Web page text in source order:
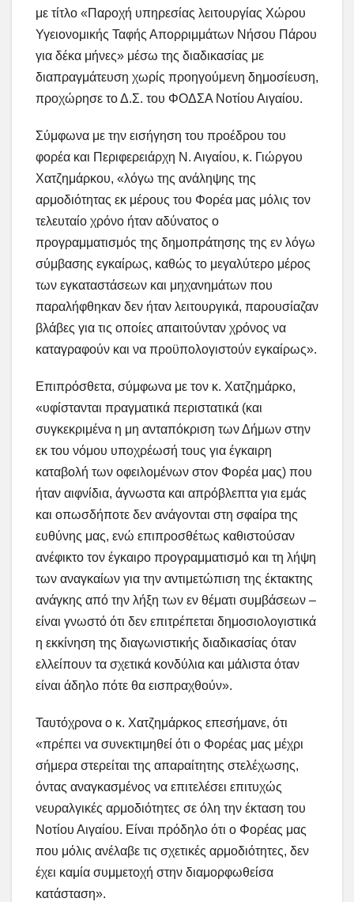
με τίτλο «Παροχή υπηρεσίας λειτουργίας Χώρου
Υγειονομικής Ταφής Απορριμμάτων Νήσου Πάρου
για δέκα μήνες» μέσω της διαδικασίας με
διαπραγμάτευση χωρίς προηγούμενη δημοσίευση,
προχώρησε το Δ.Σ. του ΦΟΔΣΑ Νοτίου Αιγαίου.
Σύμφωνα με την εισήγηση του προέδρου του
φορέα και Περιφερειάρχη Ν. Αιγαίου, κ. Γιώργου
Χατζημάρκου, «λόγω της ανάληψης της
αρμοδιότητας εκ μέρους του Φορέα μας μόλις τον
τελευταίο χρόνο ήταν αδύνατος ο
προγραμματισμός της δημοπράτησης της εν λόγω
σύμβασης εγκαίρως, καθώς το μεγαλύτερο μέρος
των εγκαταστάσεων και μηχανημάτων που
παραλήφθηκαν δεν ήταν λειτουργικά, παρουσίαζαν
βλάβες για τις οποίες απαιτούνταν χρόνος να
καταγραφούν και να προϋπολογιστούν εγκαίρως».
Επιπρόσθετα, σύμφωνα με τον κ. Χατζημάρκο,
«υφίστανται πραγματικά περιστατικά (και
συγκεκριμένα η μη ανταπόκριση των Δήμων στην
εκ του νόμου υποχρέωσή τους για έγκαιρη
καταβολή των οφειλομένων στον Φορέα μας) που
ήταν αιφνίδια, άγνωστα και απρόβλεπτα για εμάς
και οπωσδήποτε δεν ανάγονται στη σφαίρα της
ευθύνης μας, ενώ επιπροσθέτως καθιστούσαν
ανέφικτο τον έγκαιρο προγραμματισμό και τη λήψη
των αναγκαίων για την αντιμετώπιση της έκτακτης
ανάγκης από την λήξη των εν θέματι συμβάσεων –
είναι γνωστό ότι δεν επιτρέπεται δημοσιολογιστικά
η εκκίνηση της διαγωνιστικής διαδικασίας όταν
ελλείπουν τα σχετικά κονδύλια και μάλιστα όταν
είναι άδηλο πότε θα εισπραχθούν».
Ταυτόχρονα ο κ. Χατζημάρκος επεσήμανε, ότι
«πρέπει να συνεκτιμηθεί ότι ο Φορέας μας μέχρι
σήμερα στερείται της απαραίτητης στελέχωσης,
όντας αναγκασμένος να επιτελέσει επιτυχώς
νευραλγικές αρμοδιότητες σε όλη την έκταση του
Νοτίου Αιγαίου. Είναι πρόδηλο ότι ο Φορέας μας
που μόλις ανέλαβε τις σχετικές αρμοδιότητες, δεν
έχει καμία συμμετοχή στην διαμορφωθείσα
κατάσταση».